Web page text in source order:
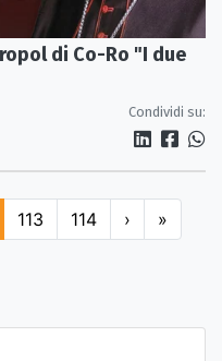
di Co-Ro "I due
Condividi su:
113 114 › »